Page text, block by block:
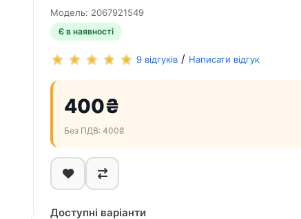
Модель: 2067921549
Є в наявності
9 відгуків / Написати відгук
400₴
Без ПДВ: 400₴
Доступні варіанти